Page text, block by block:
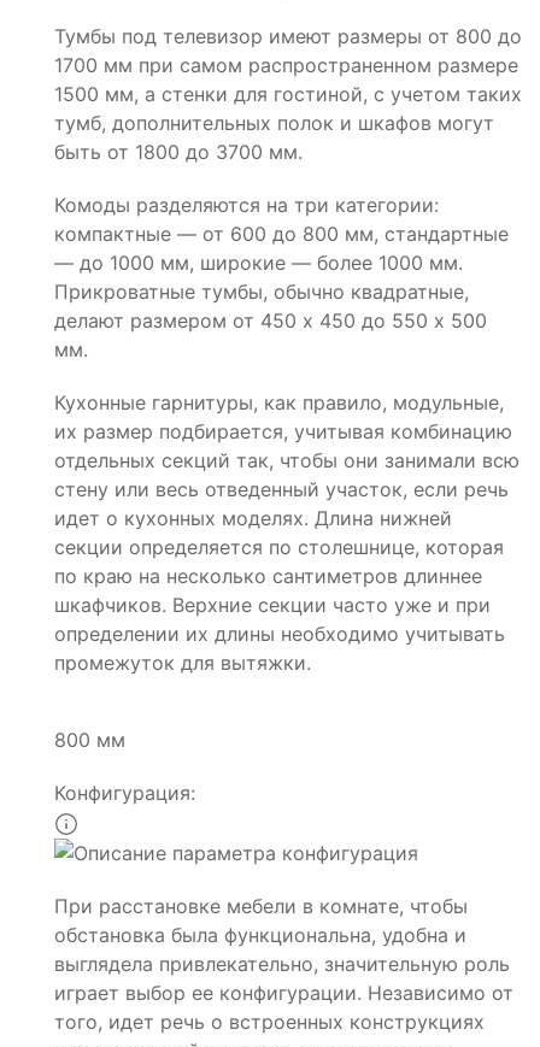
Тумбы под телевизор имеют размеры от 800 до
1700 мм при самом распространенном размере
1500 мм, а стенки для гостиной, с учетом таких
тумб, дополнительных полок и шкафов могут
быть от 1800 до 3700 мм.
Комоды разделяются на три категории:
компактные — от 600 до 800 мм, стандартные
— до 1000 мм, широкие — более 1000 мм.
Прикроватные тумбы, обычно квадратные,
делают размером от 450 х 450 до 550 х 500
мм.
Кухонные гарнитуры, как правило, модульные,
их размер подбирается, учитывая комбинацию
отдельных секций так, чтобы они занимали всю
стену или весь отведенный участок, если речь
идет о кухонных моделях. Длина нижней
секции определяется по столешнице, которая
по краю на несколько сантиметров длиннее
шкафчиков. Верхние секции часто уже и при
определении их длины необходимо учитывать
промежуток для вытяжки.
800 мм
Конфигурация:
При расстановке мебели в комнате, чтобы
обстановка была функциональна, удобна и
выглядела привлекательно, значительную роль
играет выбор ее конфигурации. Независимо от
того, идет речь о встроенных конструкциях